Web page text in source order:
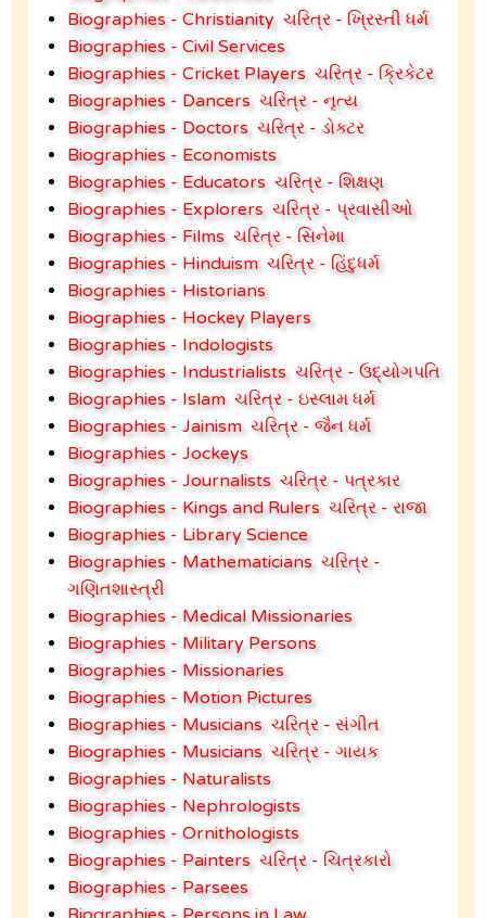
Biographies - Christianity ચરિત્ર - ખ્રિસ્તી ધર્મ
Biographies - Civil Services
Biographies - Cricket Players ચરિત્ર - ક્રિકેટર
Biographies - Dancers ચરિત્ર - નૃત્ય
Biographies - Doctors ચરિત્ર - ડોક્ટર
Biographies - Economists
Biographies - Educators ચરિત્ર - શિક્ષણ
Biographies - Explorers ચરિત્ર - પ્રવાસીઓ
Biographies - Films ચરિત્ર - સિનેમા
Biographies - Hinduism ચરિત્ર - હિંદુધર્મ
Biographies - Historians
Biographies - Hockey Players
Biographies - Indologists
Biographies - Industrialists ચરિત્ર - ઉદ્યોગપતિ
Biographies - Islam ચરિત્ર - ઇસ્લામ ધર્મ
Biographies - Jainism ચરિત્ર - જૈન ધર્મ
Biographies - Jockeys
Biographies - Journalists ચરિત્ર - પત્રકાર
Biographies - Kings and Rulers ચરિત્ર - રાજા
Biographies - Library Science
Biographies - Mathematicians ચરિત્ર -
ગણિતશાસ્ત્રી
Biographies - Medical Missionaries
Biographies - Military Persons
Biographies - Missionaries
Biographies - Motion Pictures
Biographies - Musicians ચરિત્ર - સંગીત
Biographies - Musicians ચરિત્ર - ગાયક
Biographies - Naturalists
Biographies - Nephrologists
Biographies - Ornithologists
Biographies - Painters ચરિત્ર - ચિત્રકારો
Biographies - Parsees